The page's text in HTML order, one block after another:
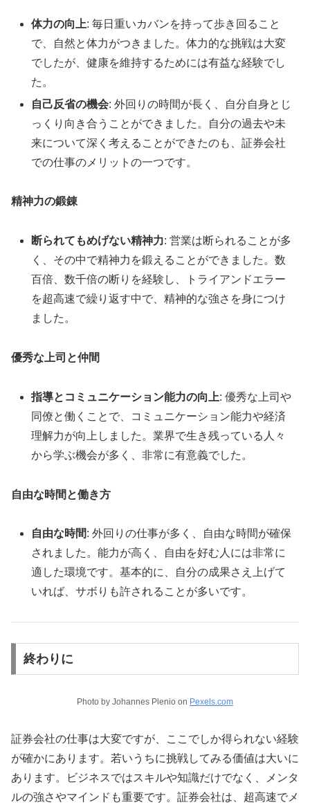
体力の向上: 毎日重いカバンを持って歩き回ること
で、自然と体力がつきました。体力的な挑戦は大変
でしたが、健康を維持するためには有益な経験でし
た。
自己反省の機会: 外回りの時間が長く、自分自身とじ
っくり向き合うことができました。自分の過去や未
来について深く考えることができたのも、証券会社
での仕事のメリットの一つです。
精神力の鍛錬
断られてもめげない精神力: 営業は断られることが多
く、その中で精神力を鍛えることができました。数
百倍、数千倍の断りを経験し、トライアンドエラー
を超高速で繰り返す中で、精神的な強さを身につけ
ました。
優秀な上司と仲間
指導とコミュニケーション能力の向上: 優秀な上司や
同僚と働くことで、コミュニケーション能力や経済
理解力が向上しました。業界で生き残っている人々
から学ぶ機会が多く、非常に有意義でした。
自由な時間と働き方
自由な時間: 外回りの仕事が多く、自由な時間が確保
されました。能力が高く、自由を好む人には非常に
適した環境です。基本的に、自分の成果さえ上げて
いれば、サボりも許されることが多いです。
終わりに
Photo by Johannes Plenio on Pexels.com
証券会社の仕事は大変ですが、ここでしか得られない経験
が確かにあります。若いうちに挑戦してみる価値は大いに
あります。ビジネスではスキルや知識だけでなく、メンタ
ルの強さやマインドも重要です。証券会社は、超高速でメ